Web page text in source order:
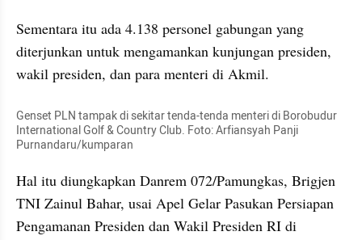
Sementara itu ada 4.138 personel gabungan yang
diterjunkan untuk mengamankan kunjungan presiden,
wakil presiden, dan para menteri di Akmil.
Genset PLN tampak di sekitar tenda-tenda menteri di Borobudur
International Golf & Country Club. Foto: Arfiansyah Panji
Purnandaru/kumparan
Hal itu diungkapkan Danrem 072/Pamungkas, Brigjen
TNI Zainul Bahar, usai Apel Gelar Pasukan Persiapan
Pengamanan Presiden dan Wakil Presiden RI di